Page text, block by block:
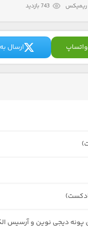
ریمیکس 743 بازدید
ارسال
پونه دیجی نوین و آرسیس